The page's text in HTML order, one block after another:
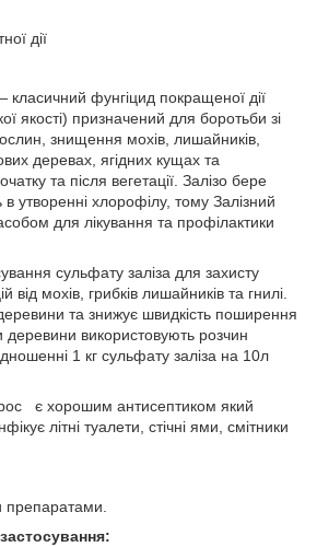
дії
класичний фунгіцид покращеної дії
якості) призначений для боротьби зі
знищення мохів, лишайників,
деревах, ягідних кущах та
та після вегетації. Залізо бере
утворенні хлорофілу, тому Залізний
для лікування та профілактики
сульфату заліза для захисту
від мохів, грибків лишайників та гнилі.
та знижує швидкість поширення
використовують розчин
1 кг сульфату заліза на 10л
є хорошим антисептиком який
літні туалети, стічні ями, смітники
препаратами.